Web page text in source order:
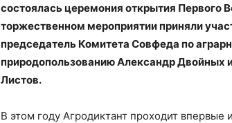
состоялась церемония открытия Первого
торжественном мероприятии приняли
председатель Комитета Совфеда по
природопользованию Александр Двойных
Листов.
В этом году Агродиктант проходит